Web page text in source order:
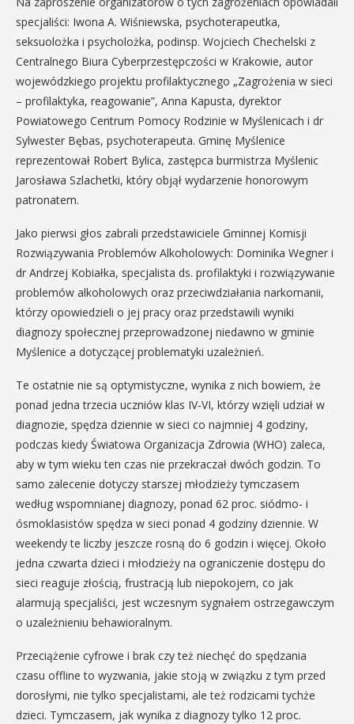
specjaliści: Iwona A. Wiśniewska, psychoterapeutka,
seksuolożka i psycholożka, podinsp. Wojciech Chechelski z
Centralnego Biura Cyberprzestępczości w Krakowie, autor
wojewódzkiego projektu profilaktycznego „Zagrożenia w sieci
– profilaktyka, reagowanie”, Anna Kapusta, dyrektor
Powiatowego Centrum Pomocy Rodzinie w Myślenicach i dr
Sylwester Bębas, psychoterapeuta. Gminę Myślenice
reprezentował Robert Bylica, zastępca burmistrza Myślenic
Jarosława Szlachetki, który objął wydarzenie honorowym
patronatem.
Jako pierwsi głos zabrali przedstawiciele Gminnej Komisji
Rozwiązywania Problemów Alkoholowych: Dominika Wegner i
dr Andrzej Kobiałka, specjalista ds. profilaktyki i rozwiązywanie
problemów alkoholowych oraz przeciwdziałania narkomanii,
którzy opowiedzieli o jej pracy oraz przedstawili wyniki
diagnozy społecznej przeprowadzonej niedawno w gminie
Myślenice a dotyczącej problematyki uzależnień.
Te ostatnie nie są optymistyczne, wynika z nich bowiem, że
ponad jedna trzecia uczniów klas IV-VI, którzy wzięli udział w
diagnozie, spędza dziennie w sieci co najmniej 4 godziny,
podczas kiedy Światowa Organizacja Zdrowia (WHO) zaleca,
aby w tym wieku ten czas nie przekraczał dwóch godzin. To
samo zalecenie dotyczy starszej młodzieży tymczasem
według wspomnianej diagnozy, ponad 62 proc. siódmo- i
ósmoklasistów spędza w sieci ponad 4 godziny dziennie. W
weekendy te liczby jeszcze rosną do 6 godzin i więcej. Około
jedna czwarta dzieci i młodzieży na ograniczenie dostępu do
sieci reaguje złością, frustracją lub niepokojem, co jak
alarmują specjaliści, jest wczesnym sygnałem ostrzegawczym
o uzależnieniu behawioralnym.
Przeciążenie cyfrowe i brak czy też niechęć do spędzania
czasu offline to wyzwania, jakie stoją w związku z tym przed
dorosłymi, nie tylko specjalistami, ale też rodzicami tychże
dzieci. Tymczasem, jak wynika z diagnozy tylko 12 proc.